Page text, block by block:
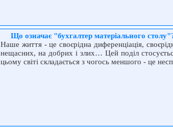
Що означає "бухгалтер матеріального
Наше життя - це своєрідна диференціація,
нещасних, на добрих і злих… Цей поділ
цьому світі складається з чогось меншого - це